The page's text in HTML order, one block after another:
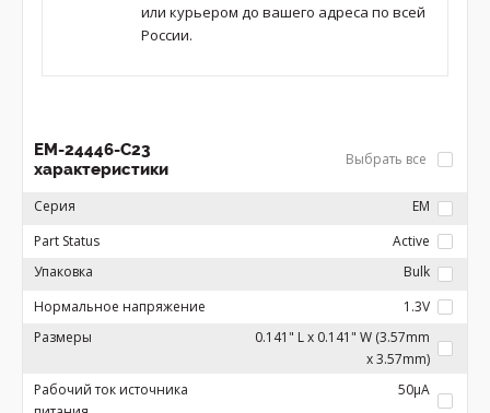
или курьером до вашего адреса по всей
России.
EM-24446-C23
характеристики
Выбрать все
Серия
EM
Part Status
Active
Упаковка
Bulk
Нормальное напряжение
1.3V
Размеры
0.141" L x 0.141" W (3.57mm
x 3.57mm)
Рабочий ток источника
50µA